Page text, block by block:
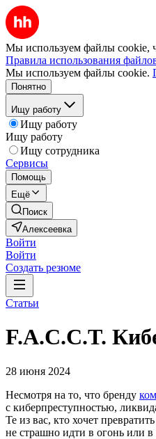
Мы используем файлы cookie,
Правила использования
Мы используем файлы cookie.
Понятно
Ищу работу
Ищу работу
Ищу работу
Ищу сотрудника
Сервисы
Помощь
Ещё
Поиск
Алексеевка
Войти
Войти
Создать резюме
Статьи
F.A.C.C.T.
28 июня 2024
Несмотря на то, что бренду
с киберпреступностью,
Те из вас, кто хочет
не страшно идти в огонь или в